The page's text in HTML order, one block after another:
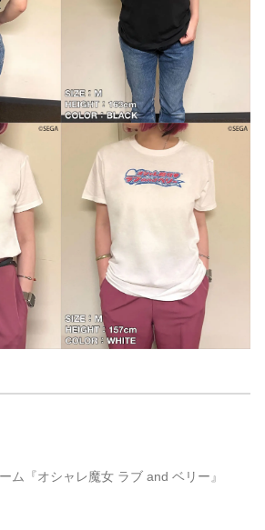
ム『オシャレ魔女 ラブ and ベリー』